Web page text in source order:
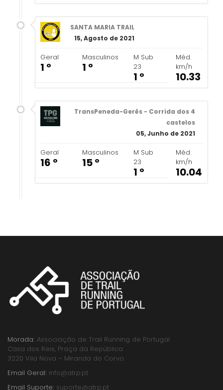
SANTA MARIA TRAIL
15, Agosto de 2021
Geral
1 º
Masculinos
1 º
M Sub
23
1 º
Méd.
km/h
10.33
TransPeneda-Gerês - Corrida dos 4
castelos
05, Junho de 2021
Geral
16 º
Masculinos
15 º
M Sub
23
1 º
Méd.
km/h
10.04
Morada: Associação de Trail Running de Portugal
Casa dos Reis, Praça da República
3220 Vila Nova – Miranda do Corvo
Email Geral: info@atrp.pt
Email Suporte: suporte@atrp.pt